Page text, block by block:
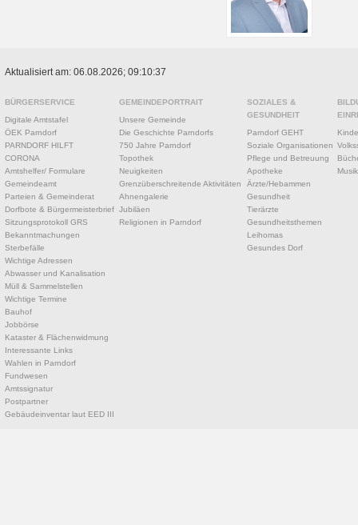
Aktualisiert am: 06.08.2026; 09:10:37
BÜRGERSERVICE
Digitale Amtstafel
ÖEK Parndorf
PARNDORF HILFT
CORONA
Amtshelfer/ Formulare
Gemeindeamt
Parteien & Gemeinderat
Dorfbote & Bürgermeisterbrief
Sitzungsprotokoll GRS
Bekanntmachungen
Sterbefälle
Wichtige Adressen
Abwasser und Kanalisation
Müll & Sammelstellen
Wichtige Termine
Bauhof
Jobbörse
Kataster & Flächenwidmung
Interessante Links
Wahlen in Parndorf
Fundwesen
Amtssignatur
Postpartner
Gebäudeinventar laut EED III
GEMEINDEPORTRAIT
Unsere Gemeinde
Die Geschichte Parndorfs
750 Jahre Parndorf
Topothek
Neuigkeiten
Grenzüberschreitende Aktivitäten
Ahnengalerie
Jubiläen
Religionen in Parndorf
SOZIALES &
GESUNDHEIT
Parndorf GEHT
Soziale Organisationen
Pflege und Betreuung
Apotheke
Ärzte/Hebammen
Gesundheit
Tierärzte
Gesundheitsthemen
Leihomas
Gesundes Dorf